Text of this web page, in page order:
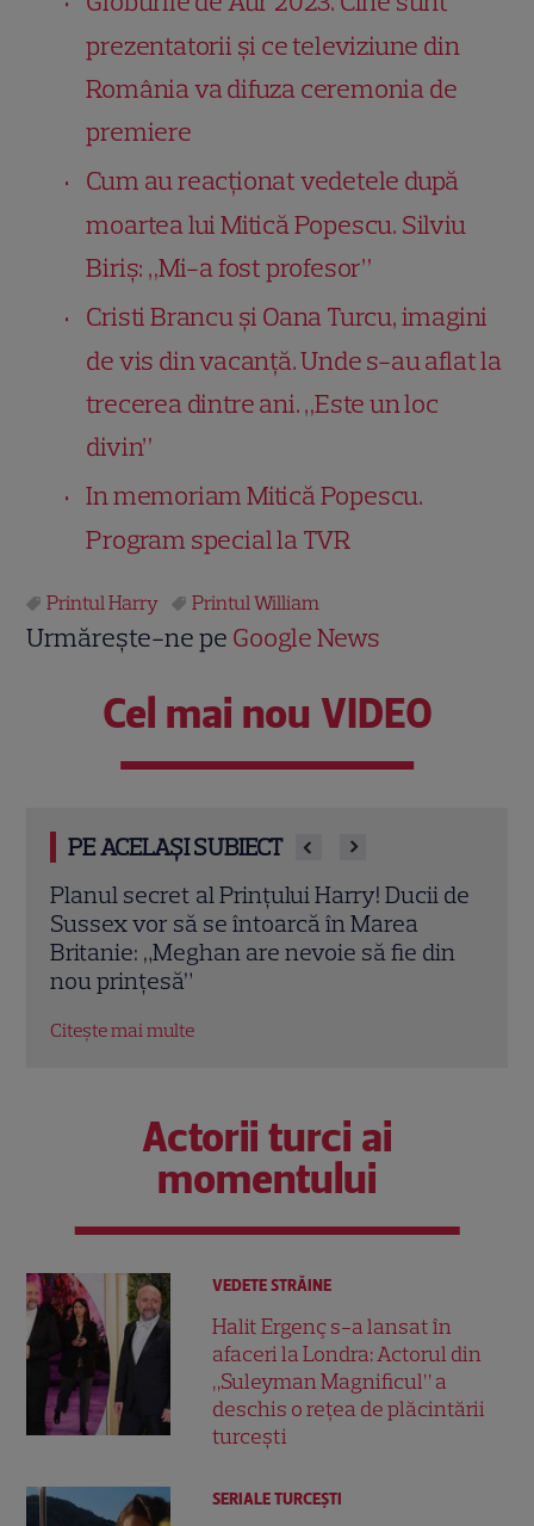
prezentatorii și ce televiziune din
România va difuza ceremonia de
premiere
Cum au reacționat vedetele după
moartea lui Mitică Popescu. Silviu
Biriș: „Mi-a fost profesor”
Cristi Brancu și Oana Turcu, imagini
de vis din vacanță. Unde s-au aflat la
trecerea dintre ani. „Este un loc
divin”
In memoriam Mitică Popescu.
Program special la TVR
Printul Harry Printul William
Urmărește-ne pe Google News
Cel mai nou VIDEO
PE ACELAȘI SUBIECT
Meghan Markle, apariție surpriză la
MasterChef Australia 2026. Ducesa de
Sussex a dezvăluit ce gătește pentru
Prințul Harry
Citește mai multe
Actorii turci ai
momentului
VEDETE STRĂINE
Halit Ergenç s-a lansat în
afaceri la Londra: Actorul din
„Suleyman Magnificul” a
deschis o rețea de plăcintării
turcești
SERIALE TURCEŞTI